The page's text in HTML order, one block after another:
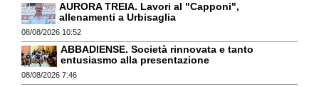
AURORA TREIA. Lavori al "Capponi",
allenamenti a Urbisaglia
08/08/2026 10:52
ABBADIENSE. Società rinnovata e tanto
entusiasmo alla presentazione
08/08/2026 7:46